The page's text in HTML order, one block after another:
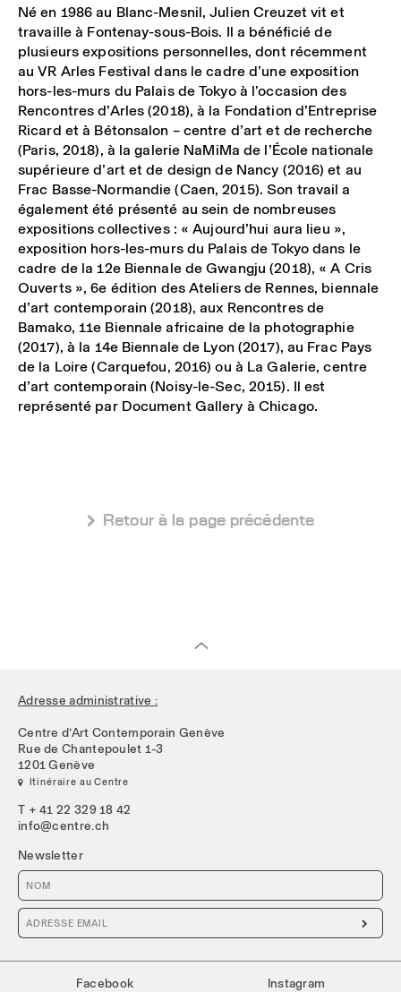
Né en 1986 au Blanc-Mesnil, Julien Creuzet vit et
travaille à Fontenay-sous-Bois. Il a bénéficié de
plusieurs expositions personnelles, dont récemment
au VR Arles Festival dans le cadre d’une exposition
hors-les-murs du Palais de Tokyo à l’occasion des
Rencontres d’Arles (2018), à la Fondation d’Entreprise
Ricard et à Bétonsalon – centre d’art et de recherche
(Paris, 2018), à la galerie NaMiMa de l’École nationale
supérieure d’art et de design de Nancy (2016) et au
Frac Basse-Normandie (Caen, 2015). Son travail a
également été présenté au sein de nombreuses
expositions collectives : « Aujourd’hui aura lieu »,
exposition hors-les-murs du Palais de Tokyo dans le
cadre de la 12e Biennale de Gwangju (2018), « A Cris
Ouverts », 6e édition des Ateliers de Rennes, biennale
d’art contemporain (2018), aux Rencontres de
Bamako, 11e Biennale africaine de la photographie
(2017), à la 14e Biennale de Lyon (2017), au Frac Pays
de la Loire (Carquefou, 2016) ou à La Galerie, centre
d’art contemporain (Noisy-le-Sec, 2015). Il est
représenté par Document Gallery à Chicago.
 Retour à la page précédente
Adresse administrative :
Centre d’Art Contemporain Genève
Rue de Chantepoulet 1-3
1201 Genève
 Itinéraire au Centre
T + 41 22 329 18 42
info@centre.ch
Newsletter

Facebook Instagram